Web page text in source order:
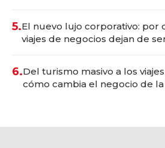
5.El nuevo lujo corporativo: por
viajes de negocios dejan de
6.Del turismo masivo a los
cómo cambia el negocio de la